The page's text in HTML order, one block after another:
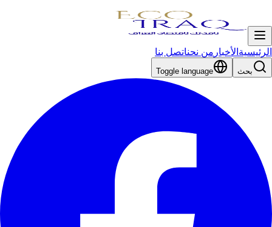
الرئيسية الأخبار من نحناتصل بنا
بحث Toggle language